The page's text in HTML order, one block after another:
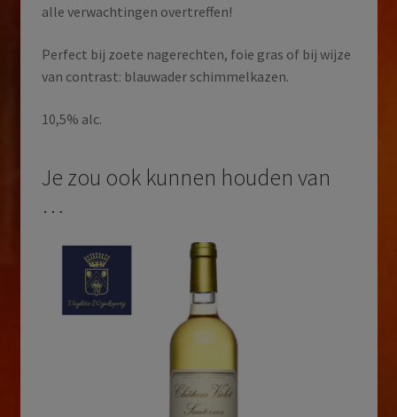
alle verwachtingen overtreffen!
Perfect bij zoete nagerechten, foie gras of bij wijze
van contrast: blauwader schimmelkazen.
10,5% alc.
Je zou ook kunnen houden van
…